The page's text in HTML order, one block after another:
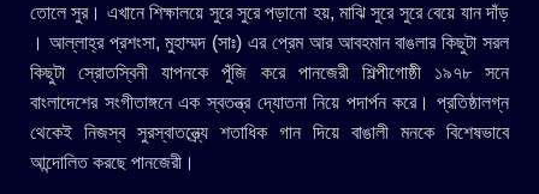
তোলে সুর। এখানে শিক্ষালয়ে সুরে সুরে পড়ানো হয়, মাঝি সুরে সুরে বেয়ে যান দাঁড়
। আল্লাহ্র প্রশংসা, মুহাম্মদ (সাঃ) এর প্রেম আর আবহমান বাঙলার কিছুটা সরল
কিছুটা স্রোতস্বিনী যাপনকে পুঁজি করে পানজেরী শিল্পীগোষ্ঠী ১৯৭৮ সনে
বাংলাদেশের সংগীতাঙ্গনে এক স্বতন্ত্র দ্যোতনা নিয়ে পদার্পন করে। প্রতিষ্ঠালগ্ন
থেকেই নিজস্ব সুরস্বাতন্ত্র্যে শতাধিক গান দিয়ে বাঙালী মনকে বিশেষভাবে
আন্দোলিত করছে পানজেরী।